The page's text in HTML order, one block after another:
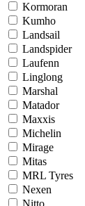
Kormoran
Kumho
Landsail
Landspider
Laufenn
Linglong
Marshal
Matador
Maxxis
Michelin
Mirage
Mitas
MRL Tyres
Nexen
Nitto